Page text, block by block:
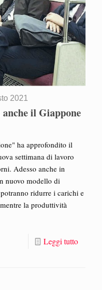
2021
il Giappone
ha approfondito il
settimana di lavoro
Adesso anche in
nuovo modello di
ridurre i carichi e
la produttività
Leggi tutto